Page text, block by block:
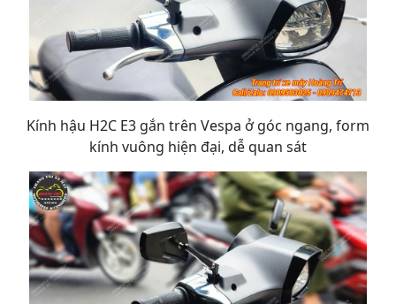
Kính hậu H2C E3 gắn trên Vespa ở góc ngang, form
kính vuông hiện đại, dễ quan sát